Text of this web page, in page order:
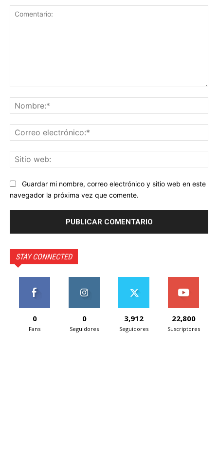
Guardar mi nombre, correo electrónico y sitio web en este
navegador la próxima vez que comente.
STAY CONNECTED
0
Fans
0
Seguidores
3,912
Seguidores
22,800
Suscriptores